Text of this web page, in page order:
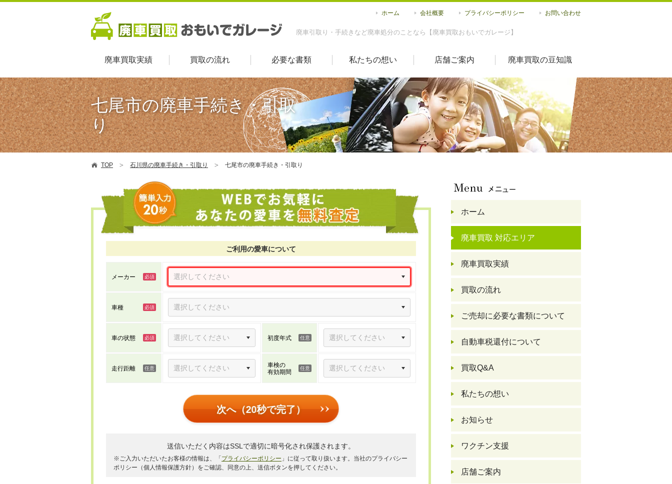
廃車引取り・手続きなど廃車処分のことなら【廃車買取おもいでガレージ】
ホーム 会社概要 プライバシーポリシー お問い合わせ
廃車買取実績 買取の流れ 必要な書類 私たちの想い 店舗ご案内 廃車買取の豆知識
七尾市の廃車手続き・引取
り
TOP 石川県の廃車手続き・引取り 七尾市の廃車手続き・引取り
ご利用の愛車について
メーカー
車種
車の状態 初度年式
走行距離
車検の
有効期間
次へ（20秒で完了）
送信いただく内容はSSLで適切に暗号化され保護されます。
※ご入力いただいたお客様の情報は、「 プライバシーポリシー 」に従って取り扱います。当社のプライバシー
ポリシー（個人情報保護方針）をご確認、同意の上、送信ボタンを押してください。
ホーム
廃車買取 対応エリア
廃車買取実績
買取の流れ
ご売却に必要な書類について
自動車税還付について
買取Q&A
私たちの想い
お知らせ
ワクチン支援
店舗ご案内